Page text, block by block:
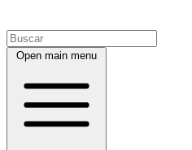
Open main menu